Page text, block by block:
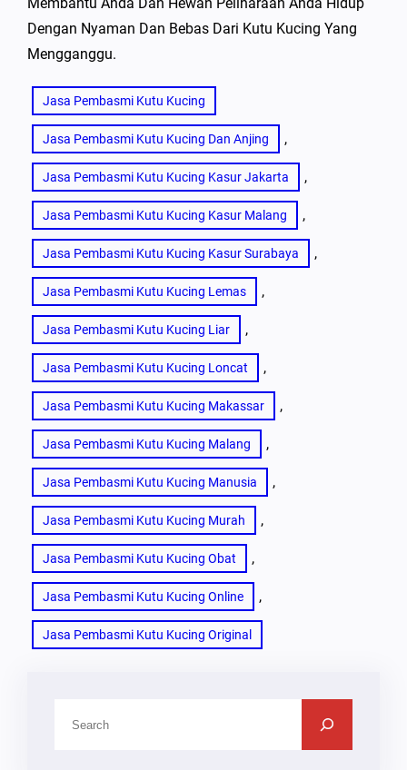
Dengan Nyaman Dan Bebas Dari Kutu Kucing Yang
Mengganggu.
Jasa Pembasmi Kutu Kucing
Jasa Pembasmi Kutu Kucing Dan Anjing ,
Jasa Pembasmi Kutu Kucing Kasur Jakarta ,
Jasa Pembasmi Kutu Kucing Kasur Malang ,
Jasa Pembasmi Kutu Kucing Kasur Surabaya ,
Jasa Pembasmi Kutu Kucing Lemas ,
Jasa Pembasmi Kutu Kucing Liar ,
Jasa Pembasmi Kutu Kucing Loncat ,
Jasa Pembasmi Kutu Kucing Makassar ,
Jasa Pembasmi Kutu Kucing Malang ,
Jasa Pembasmi Kutu Kucing Manusia ,
Jasa Pembasmi Kutu Kucing Murah ,
Jasa Pembasmi Kutu Kucing Obat ,
Jasa Pembasmi Kutu Kucing Online ,
Jasa Pembasmi Kutu Kucing Original